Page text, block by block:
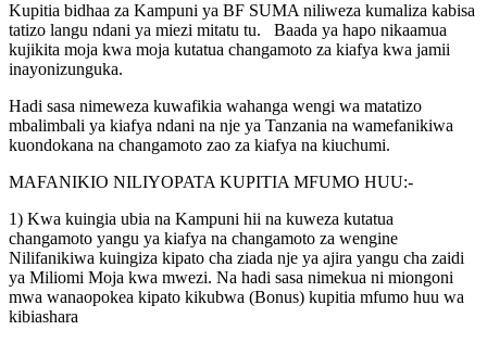
Kupitia bidhaa za Kampuni ya BF SUMA niliweza kumaliza kabisa
tatizo langu ndani ya miezi mitatu tu. Baada ya hapo nikaamua
kujikita moja kwa moja kutatua changamoto za kiafya kwa jamii
inayonizunguka.
Hadi sasa nimeweza kuwafikia wahanga wengi wa matatizo
mbalimbali ya kiafya ndani na nje ya Tanzania na wamefanikiwa
kuondokana na changamoto zao za kiafya na kiuchumi.
MAFANIKIO NILIYOPATA KUPITIA MFUMO HUU:-
1) Kwa kuingia ubia na Kampuni hii na kuweza kutatua
changamoto yangu ya kiafya na changamoto za wengine
Nilifanikiwa kuingiza kipato cha ziada nje ya ajira yangu cha zaidi
ya Miliomi Moja kwa mwezi. Na hadi sasa nimekua ni miongoni
mwa wanaopokea kipato kikubwa (Bonus) kupitia mfumo huu wa
kibiashara